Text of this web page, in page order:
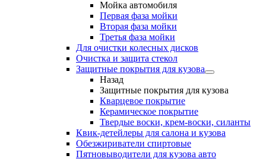
Мойка автомобиля
Первая фаза мойки
Вторая фаза мойки
Третья фаза мойки
Для очистки колесных дисков
Очистка и защита стекол
Защитные покрытия для кузова
Назад
Защитные покрытия для кузова
Кварцевое покрытие
Керамическое покрытие
Твердые воски, крем-воски, силанты
Квик-детейлеры для салона и кузова
Обезжириватели спиртовые
Пятновыводители для кузова авто